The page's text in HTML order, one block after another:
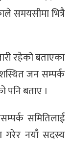
समयसीमा भित्रै
रहेको बताएका
जन सम्पर्क
बताए ।
समितिलाई
गरेर नयाँ सदस्य